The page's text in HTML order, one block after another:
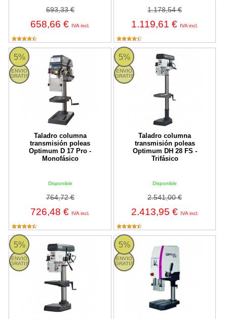
693,33 €
658,66 € IVA incl.
1.178,54 €
1.119,61 € IVA incl.
5%
ENVIO
GRATIS
Taladro columna
transmisión poleas
Optimum D 17 Pro -
Monofásico
Disponible
764,72 €
726,48 € IVA incl.
D 17 Pro Optimum 5%
ENVIO
GRATIS
Taladro columna
transmisión poleas
Optimum DH 28 FS -
Trifásico
Disponible
2.541,00 €
2.413,95 € IVA incl.
DH 28 FS Optimum
5%
ENVIO
GRATIS
DH 24 FT Optimum 5%
ENVIO
GRATIS
Taladro columna con variador